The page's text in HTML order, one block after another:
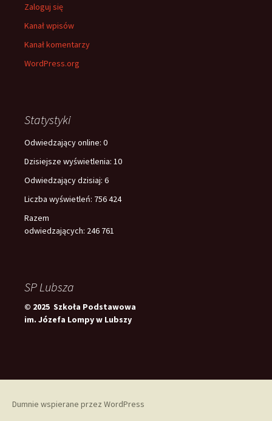
Zaloguj się
Kanał wpisów
Kanał komentarzy
WordPress.org
Statystyki
Odwiedzający online: 0
Dzisiejsze wyświetlenia: 10
Odwiedzający dzisiaj: 6
Liczba wyświetleń: 756 424
Razem
odwiedzających: 246 761
SP Lubsza
© 2025 Szkoła Podstawowa
im. Józefa Lompy w Lubszy
Dumnie wspierane przez WordPress